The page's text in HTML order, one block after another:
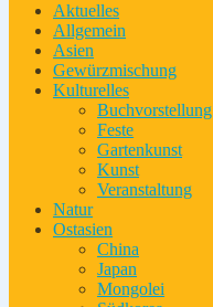
Aktuelles
Allgemein
Asien
Gewürzmischung
Kulturelles
Buchvorstellung
Feste
Gartenkunst
Kunst
Veranstaltung
Natur
Ostasien
China
Japan
Mongolei